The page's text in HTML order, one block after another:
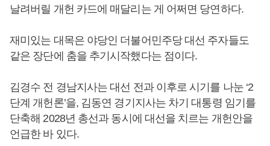
날려버릴 개헌 카드에 매달리는 게 어쩌면 당연하다.
재미있는 대목은 야당인 더불어민주당 대선 주자들도
같은 장단에 춤을 추기시작했다는 점이다.
김경수 전 경남지사는 대선 전과 이후로 시기를 나눈 ‘2
단계 개헌론’을, 김동연 경기지사는 차기 대통령 임기를
단축해 2028년 총선과 동시에 대선을 치르는 개헌안을
언급한 바 있다.